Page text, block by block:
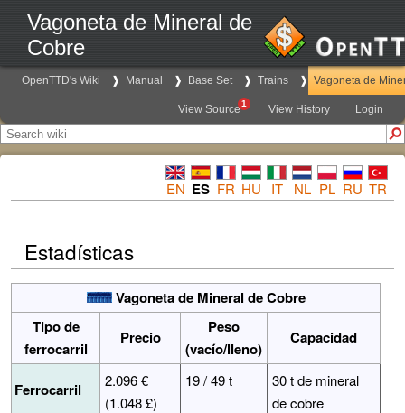
Vagoneta de Mineral de
Cobre
OpenTTD's Wiki Manual Base Set Trains Vagoneta de
View Source1 View History Login
EN ES FR HU IT NL PL RU TR
Estadísticas
Vagoneta de Mineral de Cobre
Tipo de
ferrocarril
Precio
Peso
(vacío/lleno)
Capacidad
Ferrocarril
2.096 €
(1.048 £)
19 / 49 t
30 t de mineral
de cobre